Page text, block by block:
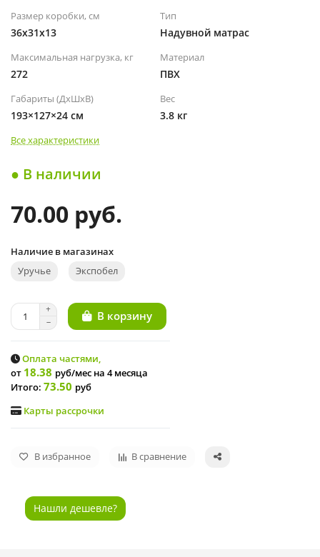
Размер коробки, см
36x31x13
Тип
Надувной матрас
Максимальная нагрузка, кг
272
Материал
ПВХ
Габариты (ДхШхВ)
193×127×24 см
Вес
3.8 кг
Все характеристики
● В наличии
70.00 руб.
Наличие в магазинах
Уручье Экспобел
В корзину
Оплата частями,
от 18.38 руб/мес на 4 месяца
Итого: 73.50 руб
Карты рассрочки
В избранное В сравнение
Нашли дешевле?